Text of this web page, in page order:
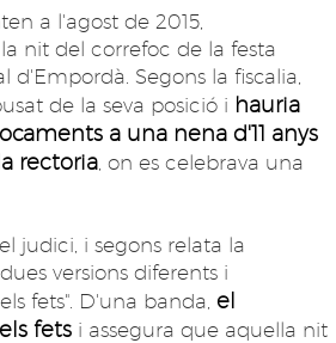
a l'agost de 2015,
nit del correfoc de la festa
d'Empordà. Segons la fiscalia,
de la seva posició i hauria
a una nena d'11 anys
rectoria , on es celebrava una
judici, i segons relata la
versions diferents i
fets". D'una banda, el
fets i assegura que aquella nit